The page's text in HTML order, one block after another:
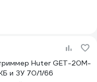
Huter GET-20M-
и ЗУ 70/1/66